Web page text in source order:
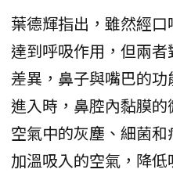
葉德輝指出，雖然經
達到呼吸作用，但兩
差異，鼻子與嘴巴的
進入時，鼻腔內黏膜
空氣中的灰塵、細菌
加溫吸入的空氣，降低